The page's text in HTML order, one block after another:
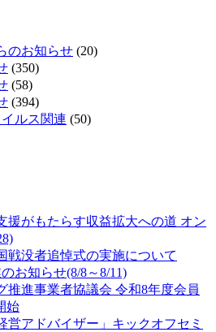
のお知らせ (20)
(350)
(58)
(394)
ルス関連 (50)
援がもたらす収益拡大への道 オン
戦没者追悼式の実施について
お知らせ(8/8～8/11)
推進事業者協議会 令和8年度会員
始
営アドバイザー」キックオフセミ